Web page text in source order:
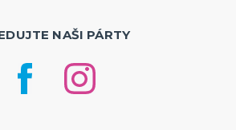
NAŠI PÁRTY